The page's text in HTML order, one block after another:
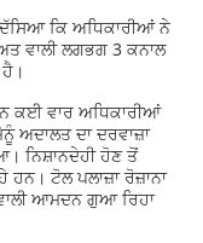
ਕਿ ਅਧਿਕਾਰੀਆਂ ਨੇ
ਵਾਲੀ ਲਗਭਗ 3 ਕਨਾਲ
ਕਈ ਵਾਰ ਅਧਿਕਾਰੀਆਂ
ਅਦਾਲਤ ਦਾ ਦਰਵਾਜ਼ਾ
ਨਿਸ਼ਾਨਦੇਹੀ ਹੋਣ ਤੋਂ
ਹਨ। ਟੋਲ ਪਲਾਜ਼ਾ ਰੋਜ਼ਾਨਾ
ਆਮਦਨ ਗੁਆ ਰਿਹਾ